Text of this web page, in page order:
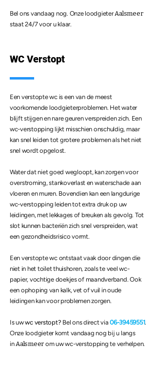
Bel ons vandaag nog. Onze loodgieterAalsmeer
staat 24/7 voor u klaar.
WC Verstopt
Een verstopte wc is een van de meest
voorkomende loodgieterproblemen. Het water
blijft stijgen en nare geuren verspreiden zich. Een
wc-verstopping lijkt misschien onschuldig, maar
kan snel leiden tot grotere problemen als het niet
snel wordt opgelost.
Water dat niet goed wegloopt, kan zorgen voor
overstroming, stankoverlast en waterschade aan
vloeren en muren. Bovendien kan een langdurige
wc-verstopping leiden tot extra druk op uw
leidingen, met lekkages of breuken als gevolg. Tot
slot kunnen bacteriën zich snel verspreiden, wat
een gezondheidsrisico vormt.
Een verstopte wc ontstaat vaak door dingen die
niet in het toilet thuishoren, zoals te veel wc-
papier, vochtige doekjes of maandverband. Ook
een ophoping van kalk, vet of vuil in oude
leidingen kan voor problemen zorgen.
Is uwwc verstopt? Bel ons direct via06-39459551.
Onze loodgieter komt vandaag nog bij u langs
inAalsmeer om uw wc-verstopping te verhelpen.